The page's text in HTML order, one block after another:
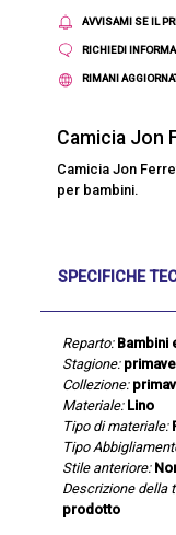
AVVISAMI SE IL
RICHIEDI
RIMANI
Camicia Jon
Camicia Jon
per bambini.
SPECIFICHE
Reparto: Bambini
Stagione:
Collezione:
Materiale: Lino
Tipo di materiale:
Tipo
Stile anteriore:
Descrizione della
prodotto